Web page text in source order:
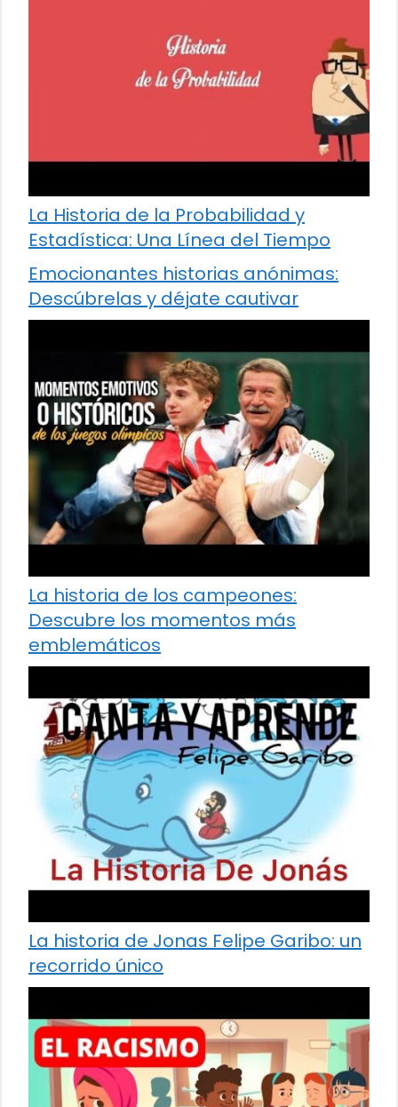
La Historia de la Probabilidad y
Estadística: Una Línea del Tiempo
Emocionantes historias anónimas:
Descúbrelas y déjate cautivar
La historia de los campeones:
Descubre los momentos más
emblemáticos
La historia de Jonas Felipe Garibo: un
recorrido único